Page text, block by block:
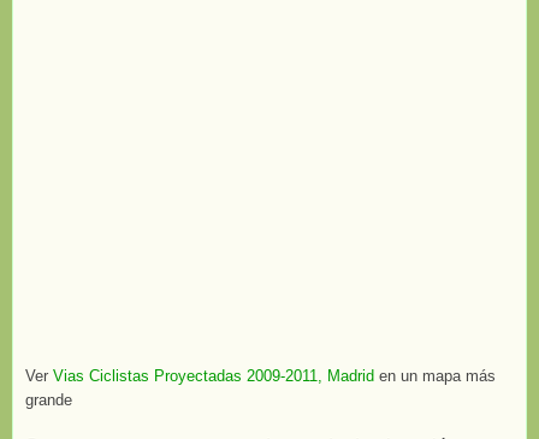
Ver Vias Ciclistas Proyectadas 2009-2011, Madrid en un mapa más
grande